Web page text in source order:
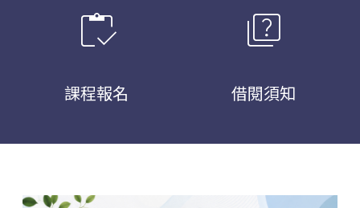
inventory
課程報名
quiz
借閱須知